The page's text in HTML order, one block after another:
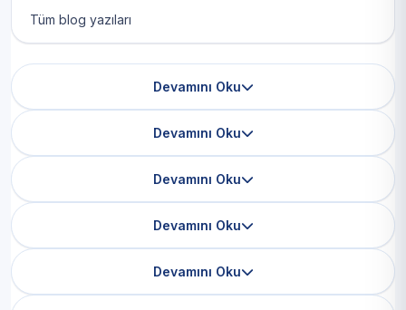
Tüm blog yazıları
Devamını Oku
Devamını Oku
Devamını Oku
Devamını Oku
Devamını Oku